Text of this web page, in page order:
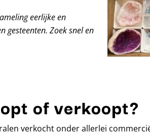
eerlijke en
gesteenten. Zoek snel en
of verkoopt?
verkocht onder allerlei